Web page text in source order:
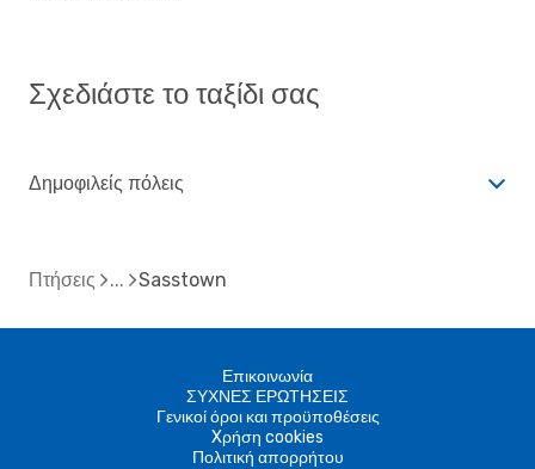
Σχεδιάστε το ταξίδι σας
Δημοφιλείς πόλεις
Πτήσεις Sasstown
Επικοινωνία
ΣΥΧΝΕΣ ΕΡΩΤΗΣΕΙΣ
Γενικοί όροι και προϋποθέσεις
Xρήση cookies
Πολιτική απορρήτου